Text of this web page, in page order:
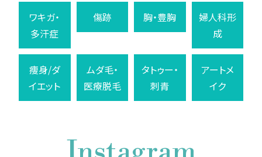
ワキガ・
多汗症
傷跡 胸・豊胸
婦人科形
成
痩身/ダ
イエット
ムダ毛・
医療脱毛
タトゥー・
刺青
アートメ
イク